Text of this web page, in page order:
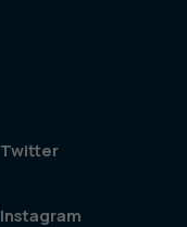
Twitter
Instagram